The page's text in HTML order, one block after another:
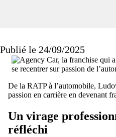
Publié le 24/09/2025
De la RATP à l’automobile,
passion en carrière en devenant
Un virage
réfléchi